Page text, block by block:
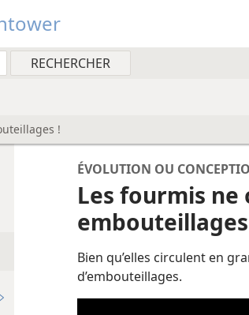
!
ÉVOLUTION OU
Les fourmis ne
Bien qu’elles circulent en
d’embouteillages.